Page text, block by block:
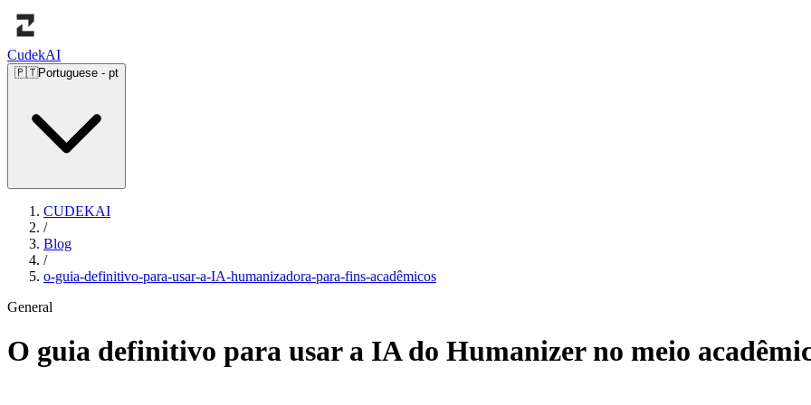
CudekAI
🇵🇹Portuguese - pt
CUDEKAI
/
Blog
/
o-guia-definitivo-para-usar-a-IA-humanizadora-para-fins-acadêmicos
General
O guia definitivo para usar a IA do Humanizer no meio